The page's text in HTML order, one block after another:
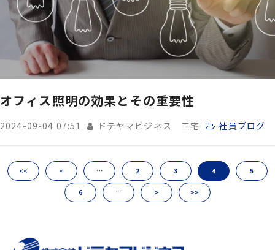
オフィス照明の効果とその重要性
2024-09-04 07:51 ドテヤマビジネス 三宅 社員ブログ
<< < … 2 3 4 5
6 … > >>